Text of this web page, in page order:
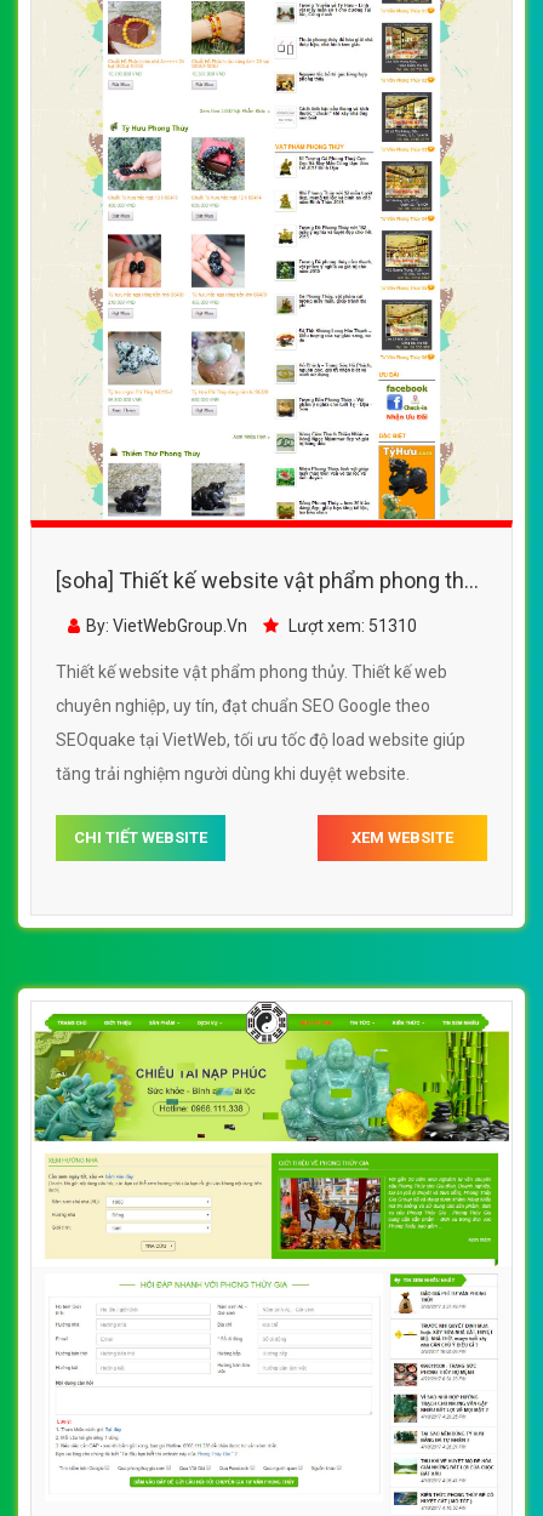
[soha] Thiết kế website vật phẩm phong thủy
đẹp, chuyên nghiệp chuẩn SEO
By: VietWebGroup.Vn Lượt xem: 51310
Thiết kế website vật phẩm phong thủy. Thiết kế web
chuyên nghiệp, uy tín, đạt chuẩn SEO Google theo
SEOquake tại VietWeb, tối ưu tốc độ load website giúp
tăng trải nghiệm người dùng khi duyệt website.
CHI TIẾT WEBSITE XEM WEBSITE